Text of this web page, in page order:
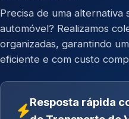
Precisa de uma
automóvel? Realizamos
organizadas, garantindo
eficiente e com custo
Resposta rápida